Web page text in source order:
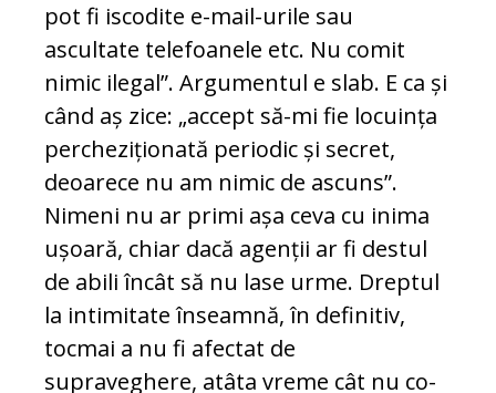
pot fi iscodite e-mail-urile sau
ascultate te­le­foanele etc. Nu comit
nimic ilegal”. Ar­gu­mentul e slab. E ca și
când aș zice: „accept să-mi fie locuința
percheziționată periodic și secret,
deoarece nu am nimic de ascuns”.
Nimeni nu ar primi așa ceva cu inima
ușoa­ră, chiar dacă agenții ar fi destul
de abili încât să nu lase urme. Dreptul
la intimitate înseamnă, în definitiv,
tocmai a nu fi afec­tat de
supraveghere, atâta vreme cât nu co­